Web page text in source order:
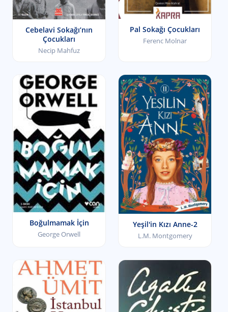
Cebelavi Sokağı’nın
Çocukları
Necip Mahfuz
Pal Sokağı Çocukları
Ferenc Molnar
Boğulmamak İçin
George Orwell
Yeşil'in Kızı Anne-2
L.M. Montgomery